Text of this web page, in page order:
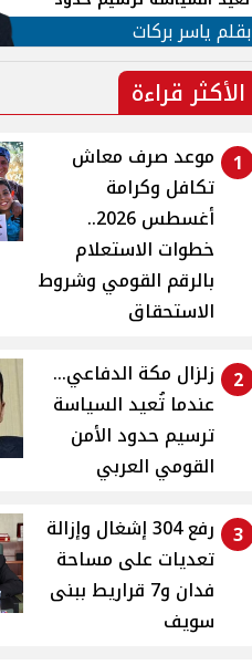
الأمن القومي العربي
بقلم ياسر بركات
الأكثر قراءة
1
موعد صرف معاش
تكافل وكرامة
أغسطس 2026..
خطوات الاستعلام
بالرقم القومي وشروط
الاستحقاق
2
زلزال مكة الدفاعي...
عندما تُعيد السياسة
ترسيم حدود الأمن
القومي العربي
3
رفع 304 إشغال وإزالة
تعديات على مساحة
فدان و7 قراريط ببنى
سويف